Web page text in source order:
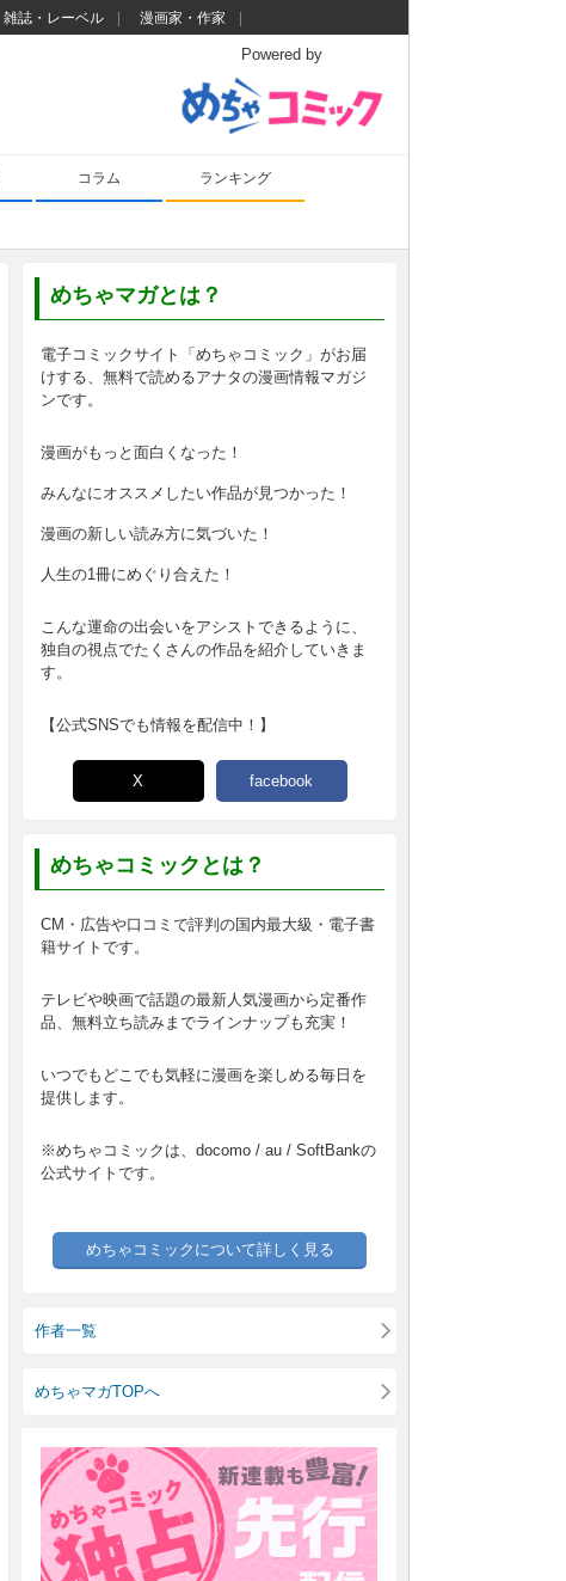
雑誌・レーベル 漫画家・作家
Powered by
コラム ランキング
めちゃマガとは？
電子コミックサイト「めちゃコミック」がお届
けする、無料で読めるアナタの漫画情報マガジ
ンです。
漫画がもっと面白くなった！
みんなにオススメしたい作品が見つかった！
漫画の新しい読み方に気づいた！
人生の1冊にめぐり合えた！
こんな運命の出会いをアシストできるように、
独自の視点でたくさんの作品を紹介していきま
す。
【公式SNSでも情報を配信中！】
X facebook
めちゃコミックとは？
CM・広告や口コミで評判の国内最大級・電子書
籍サイトです。
テレビや映画で話題の最新人気漫画から定番作
品、無料立ち読みまでラインナップも充実！
いつでもどこでも気軽に漫画を楽しめる毎日を
提供します。
※めちゃコミックは、docomo / au / SoftBankの
公式サイトです。
めちゃコミックについて詳しく見る
作者一覧
めちゃマガTOPへ